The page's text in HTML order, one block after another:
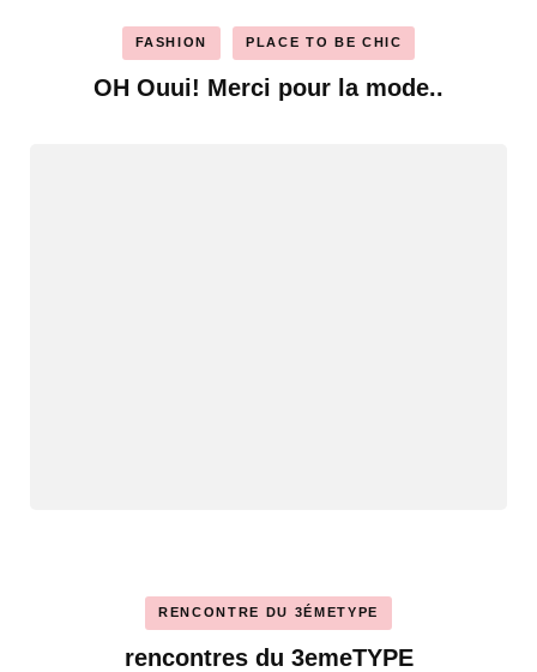
FASHION PLACE TO BE CHIC
OH Ouui! Merci pour la mode..
RENCONTRE DU 3ÉMETYPE
rencontres du 3emeTYPE